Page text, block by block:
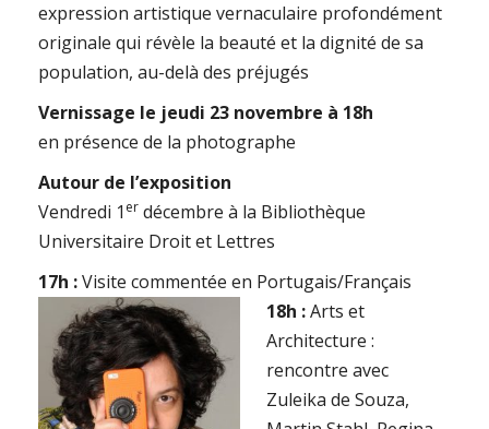
expression artistique vernaculaire profondément
originale qui révèle la beauté et la dignité de sa
population, au-delà des préjugés
Vernissage le jeudi 23 novembre à 18h
en présence de la photographe
Autour de l’exposition
Vendredi 1 er décembre à la Bibliothèque
Universitaire Droit et Lettres
17h :Visite commentée en Portugais/Français
18h :Arts et
Architecture :
rencontre avec
Zuleika de Souza,